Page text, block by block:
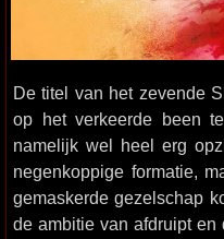
De titel van het zevende
op het verkeerde been
namelijk wel heel erg
negenkoppige formatie,
gemaskerde gezelschap
de ambitie van afdruipt